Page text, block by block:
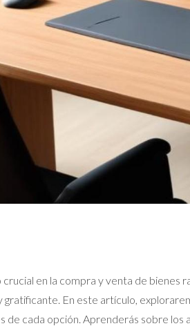
en la compra y venta de
En este artículo,
de cada opción. Aprenderás sobre